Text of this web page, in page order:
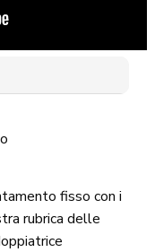
fisso con i
rubrica delle